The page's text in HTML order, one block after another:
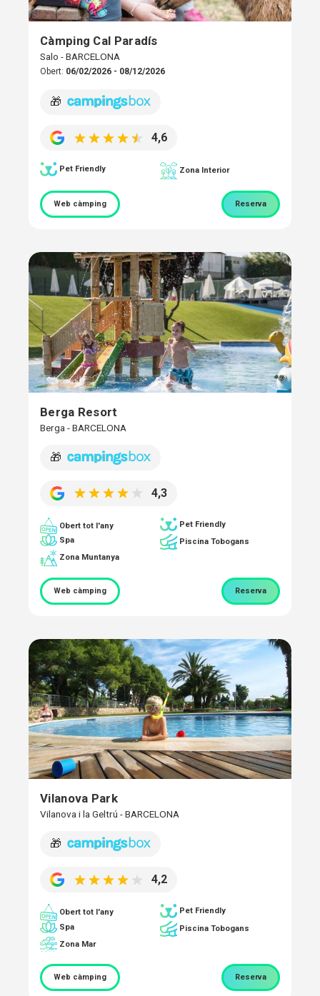
Càmping Cal Paradís
Salo - BARCELONA
Obert: 06/02/2026 - 08/12/2026
🎁
4,6
Pet Friendly Zona Interior
Web càmping Reserva
Berga Resort
Berga - BARCELONA
🎁
4,3
Obert tot l'any
Pet Friendly
Spa
Piscina Tobogans
Zona Muntanya
Web càmping Reserva
Vilanova Park
Vilanova i la Geltrú - BARCELONA
🎁
4,2
Obert tot l'any
Pet Friendly
Spa
Piscina Tobogans
Zona Mar
Web càmping Reserva